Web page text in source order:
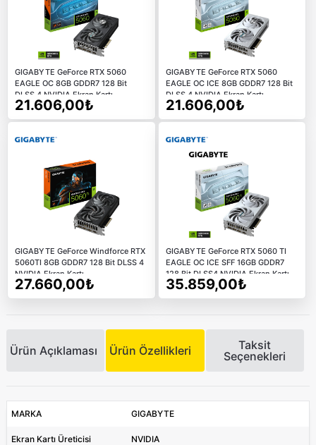
GIGABYTE GeForce RTX 5060
EAGLE OC 8GB GDDR7 128 Bit
DLSS 4 NVIDIA Ekran Kartı
21.606,00₺
GIGABYTE GeForce RTX 5060
EAGLE OC ICE 8GB GDDR7 128 Bit
DLSS 4 NVIDIA Ekran Kartı
21.606,00₺
GIGABYTE GeForce Windforce RTX
5060TI 8GB GDDR7 128 Bit DLSS 4
NVIDIA Ekran Kartı
27.660,00₺
GIGABYTE GeForce RTX 5060 TI
EAGLE OC ICE SFF 16GB GDDR7
128 Bit DLSS4 NVIDIA Ekran Kartı
35.859,00₺
Ürün Açıklaması Ürün Özellikleri
Taksit
Seçenekleri
MARKA GIGABYTE
Ekran Kartı Üreticisi NVIDIA